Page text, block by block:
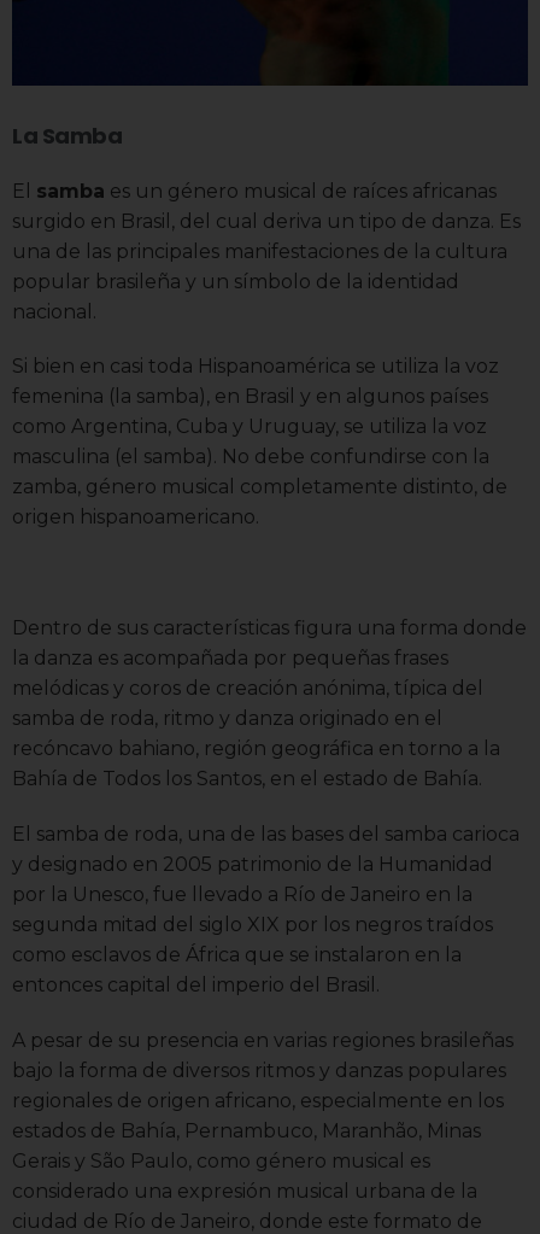
La Samba
El samba es un género musical de raíces africanas
surgido en Brasil, del cual deriva un tipo de danza. Es
una de las principales manifestaciones de la cultura
popular brasileña y un símbolo de la identidad
nacional.
Si bien en casi toda Hispanoamérica se utiliza la voz
femenina (la samba), en Brasil y en algunos países
como Argentina, Cuba y Uruguay, se utiliza la voz
masculina (el samba). No debe confundirse con la
zamba, género musical completamente distinto, de
origen hispanoamericano.
Dentro de sus características figura una forma donde
la danza es acompañada por pequeñas frases
melódicas y coros de creación anónima, típica del
samba de roda, ritmo y danza originado en el
recóncavo bahiano, región geográfica en torno a la
Bahía de Todos los Santos, en el estado de Bahía.
El samba de roda, una de las bases del samba carioca
y designado en 2005 patrimonio de la Humanidad
por la Unesco, fue llevado a Río de Janeiro en la
segunda mitad del siglo XIX por los negros traídos
como esclavos de África que se instalaron en la
entonces capital del imperio del Brasil.
A pesar de su presencia en varias regiones brasileñas
bajo la forma de diversos ritmos y danzas populares
regionales de origen africano, especialmente en los
estados de Bahía, Pernambuco, Maranhão, Minas
Gerais y São Paulo, como género musical es
considerado una expresión musical urbana de la
ciudad de Río de Janeiro, donde este formato de